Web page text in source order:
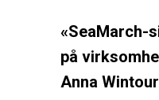
«SeaMarch-
på
Anna